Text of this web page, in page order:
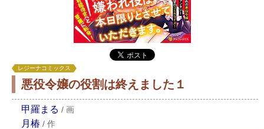
レジーナコミックス
悪役令嬢の役割は終えました１
甲羅まる / 画
月椿 / 作